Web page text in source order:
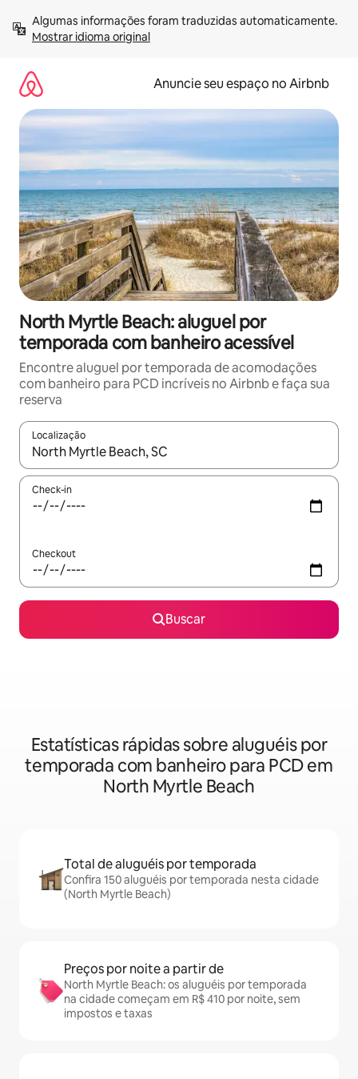
para
Mostrar idioma original
Anuncie seu espaço no Airbnb
North Myrtle Beach: aluguel por
temporada com banheiro acessível
Encontre aluguel por temporada de acomodações
com banheiro para PCD incríveis no Airbnb e faça sua
reserva
Localização
Quando os resultados estiverem disponíveis, explore-os
Check-in
Checkout
Buscar
Estatísticas rápidas sobre aluguéis por
temporada com banheiro para PCD em
North Myrtle Beach
Total de aluguéis por temporada
Confira 150 aluguéis por temporada nesta cidade
(North Myrtle Beach)
Preços por noite a partir de
North Myrtle Beach: os aluguéis por temporada
na cidade começam em R$ 410 por noite, sem
impostos e taxas